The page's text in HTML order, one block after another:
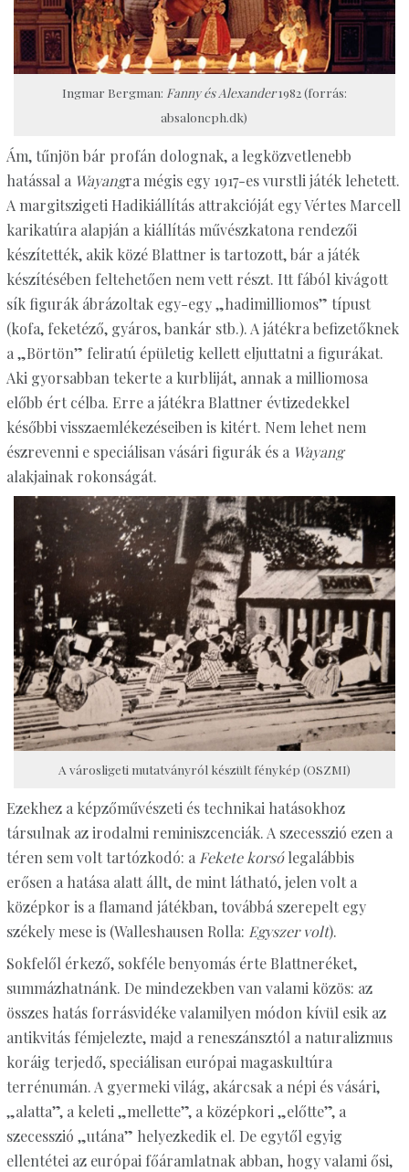
Ingmar Bergman: Fanny és Alexander1982 (forrás:
absaloncph.dk)
Ám, tűnjön bár profán dolognak, a legközvetlenebb
hatással a Wayangra mégis egy 1917-es vurstli játék lehetett.
A margitszigeti Hadikiállítás attrakcióját egy Vértes Marcell
karikatúra alapján a kiállítás művészkatona rendezői
készítették, akik közé Blattner is tartozott, bár a játék
készítésében feltehetően nem vett részt. Itt fából kivágott
sík figurák ábrázoltak egy-egy „hadimilliomos” típust
(kofa, feketéző, gyáros, bankár stb.). A játékra befizetőknek
a „Börtön” feliratú épületig kellett eljuttatni a figurákat.
Aki gyorsabban tekerte a kurbliját, annak a milliomosa
előbb ért célba. Erre a játékra Blattner évtizedekkel
későbbi visszaemlékezéseiben is kitért. Nem lehet nem
észrevenni e speciálisan vásári figurák és a Wayang
alakjainak rokonságát.
A városligeti mutatványról készült fénykép (OSZMI)
Ezekhez a képzőművészeti és technikai hatásokhoz
társulnak az irodalmi reminiszcenciák. A szecesszió ezen a
téren sem volt tartózkodó: a Fekete korsólegalábbis
erősen a hatása alatt állt, de mint látható, jelen volt a
középkor is a flamand játékban, továbbá szerepelt egy
székely mese is (Walleshausen Rolla: Egyszer volt).
Sokfelől érkező, sokféle benyomás érte Blattneréket,
summázhatnánk. De mindezekben van valami közös: az
összes hatás forrásvidéke valamilyen módon kívül esik az
antikvitás fémjelezte, majd a reneszánsztól a naturalizmus
koráig terjedő, speciálisan európai magaskultúra
terrénumán. A gyermeki világ, akárcsak a népi és vásári,
„alatta”, a keleti „mellette”, a középkori „előtte”, a
szecesszió „utána” helyezkedik el. De egytől egyig
ellentétei az európai főáramlatnak abban, hogy valami ősi,